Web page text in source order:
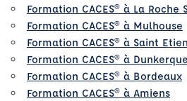
Formation CACES® à La Roche
Formation CACES® à Mulhouse
Formation CACES® à Saint
Formation CACES® à Dunkerque
Formation CACES® à Bordeaux
Formation CACES® à Amiens